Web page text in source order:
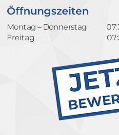
Öffnungszeiten
Montag – Donnerstag
Freitag